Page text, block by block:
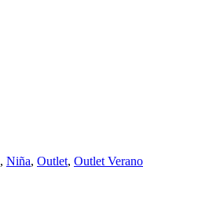
, Niña, Outlet, Outlet Verano